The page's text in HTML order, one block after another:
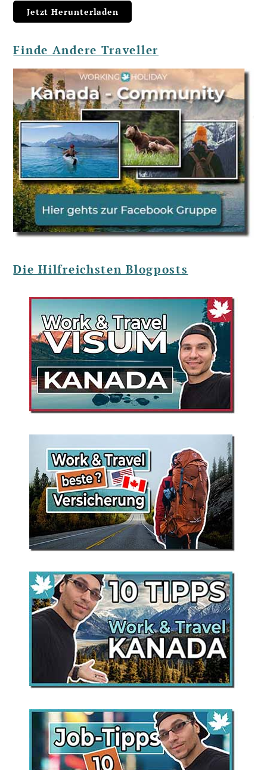
Finde Andere Traveller
Die Hilfreichsten Blogposts